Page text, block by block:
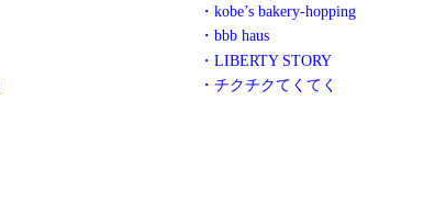
・kobe’s bakery-hopping
・bbb haus
・LIBERTY STORY
・チクチクてくてく